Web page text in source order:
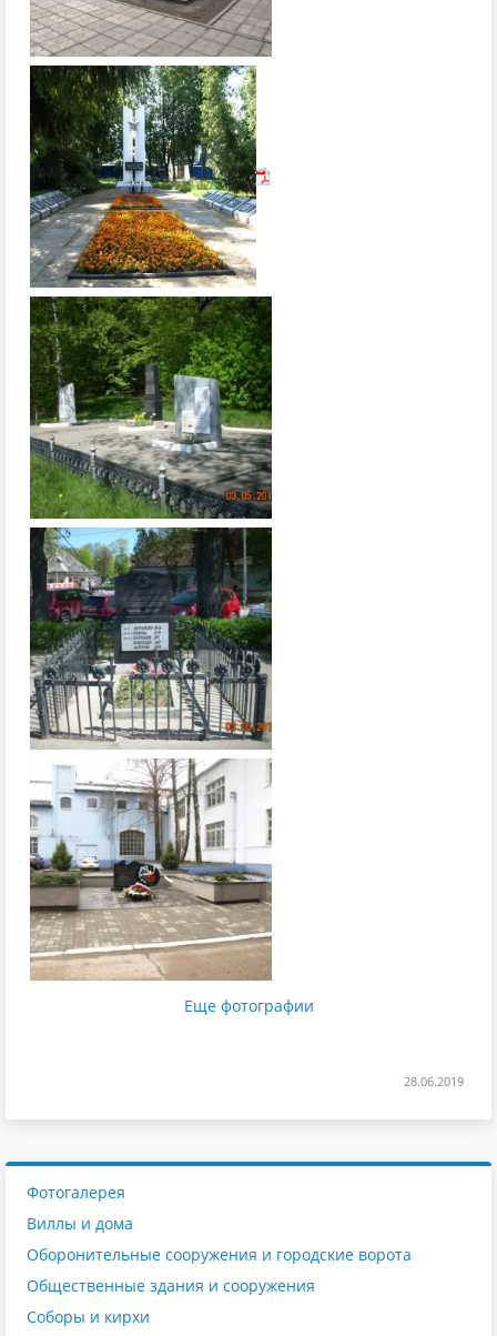
Еще фотографии
28.06.2019
Фотогалерея
Виллы и дома
Оборонительные сооружения и городские ворота
Общественные здания и сооружения
Соборы и кирхи